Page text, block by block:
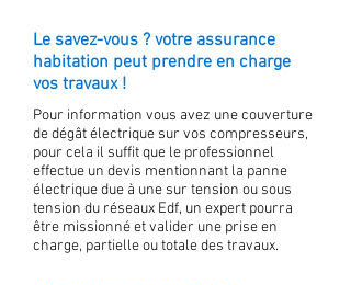
Le savez-vous ? votre assurance
habitation peut prendre en charge
vos travaux !
Pour information vous avez une couverture
de dégât électrique sur vos compresseurs,
pour cela il suffit que le professionnel
effectue un devis mentionnant la panne
électrique due à une sur tension ou sous
tension du réseaux Edf, un expert pourra
être missionné et valider une prise en
charge, partielle ou totale des travaux.